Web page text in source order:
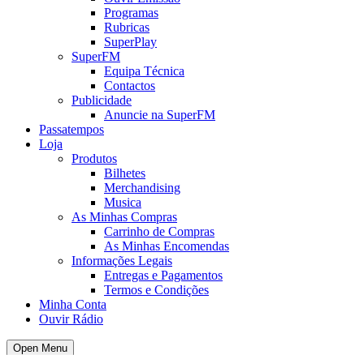
Programas
Rubricas
SuperPlay
SuperFM
Equipa Técnica
Contactos
Publicidade
Anuncie na SuperFM
Passatempos
Loja
Produtos
Bilhetes
Merchandising
Musica
As Minhas Compras
Carrinho de Compras
As Minhas Encomendas
Informações Legais
Entregas e Pagamentos
Termos e Condições
Minha Conta
Ouvir Rádio
Open Menu